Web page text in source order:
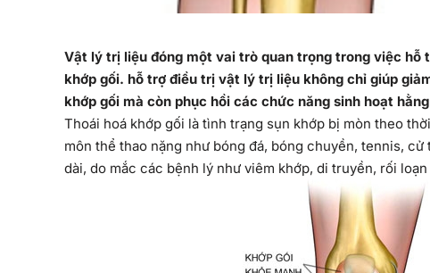
Vật lý trị liệu đóng một vai trò quan trọng trong việc hỗ
khớp gối. hỗ trợ điều trị vật lý trị liệu không chỉ giúp
khớp gối mà còn phục hồi các chức năng sinh hoạt
Thoái hoá khớp gối là tình trạng sụn khớp bị mòn theo
môn thể thao nặng như bóng đá, bóng chuyền, tennis,
dài, do mắc các bệnh lý như viêm khớp, di truyền, rối